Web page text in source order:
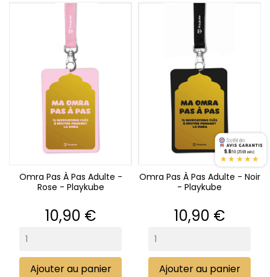
Omra Pas À Pas Adulte -
Rose - Playkube
Prix
10,90 €
Ajouter au panier
Omra Pas À Pas Adulte - Noir
- Playkube
Prix
10,90 €
Ajouter au panier
9.8/10 (2569 avis)
★★★★★